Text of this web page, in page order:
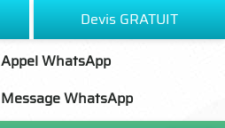
Devis GRATUIT
Appel WhatsApp
Message WhatsApp